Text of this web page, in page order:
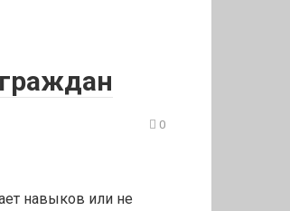
0
навыков или не